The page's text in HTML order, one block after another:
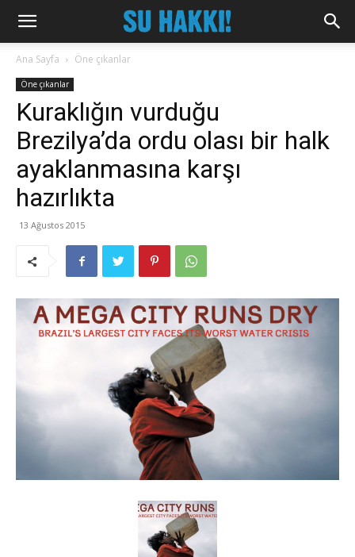
Ana Sayfa Öne çıkanlar
Öne çıkanlar
Kuraklığın vurduğu
Brezilya’da ordu olası bir halk
ayaklanmasına karşı
hazırlıkta
13 Ağustos 2015